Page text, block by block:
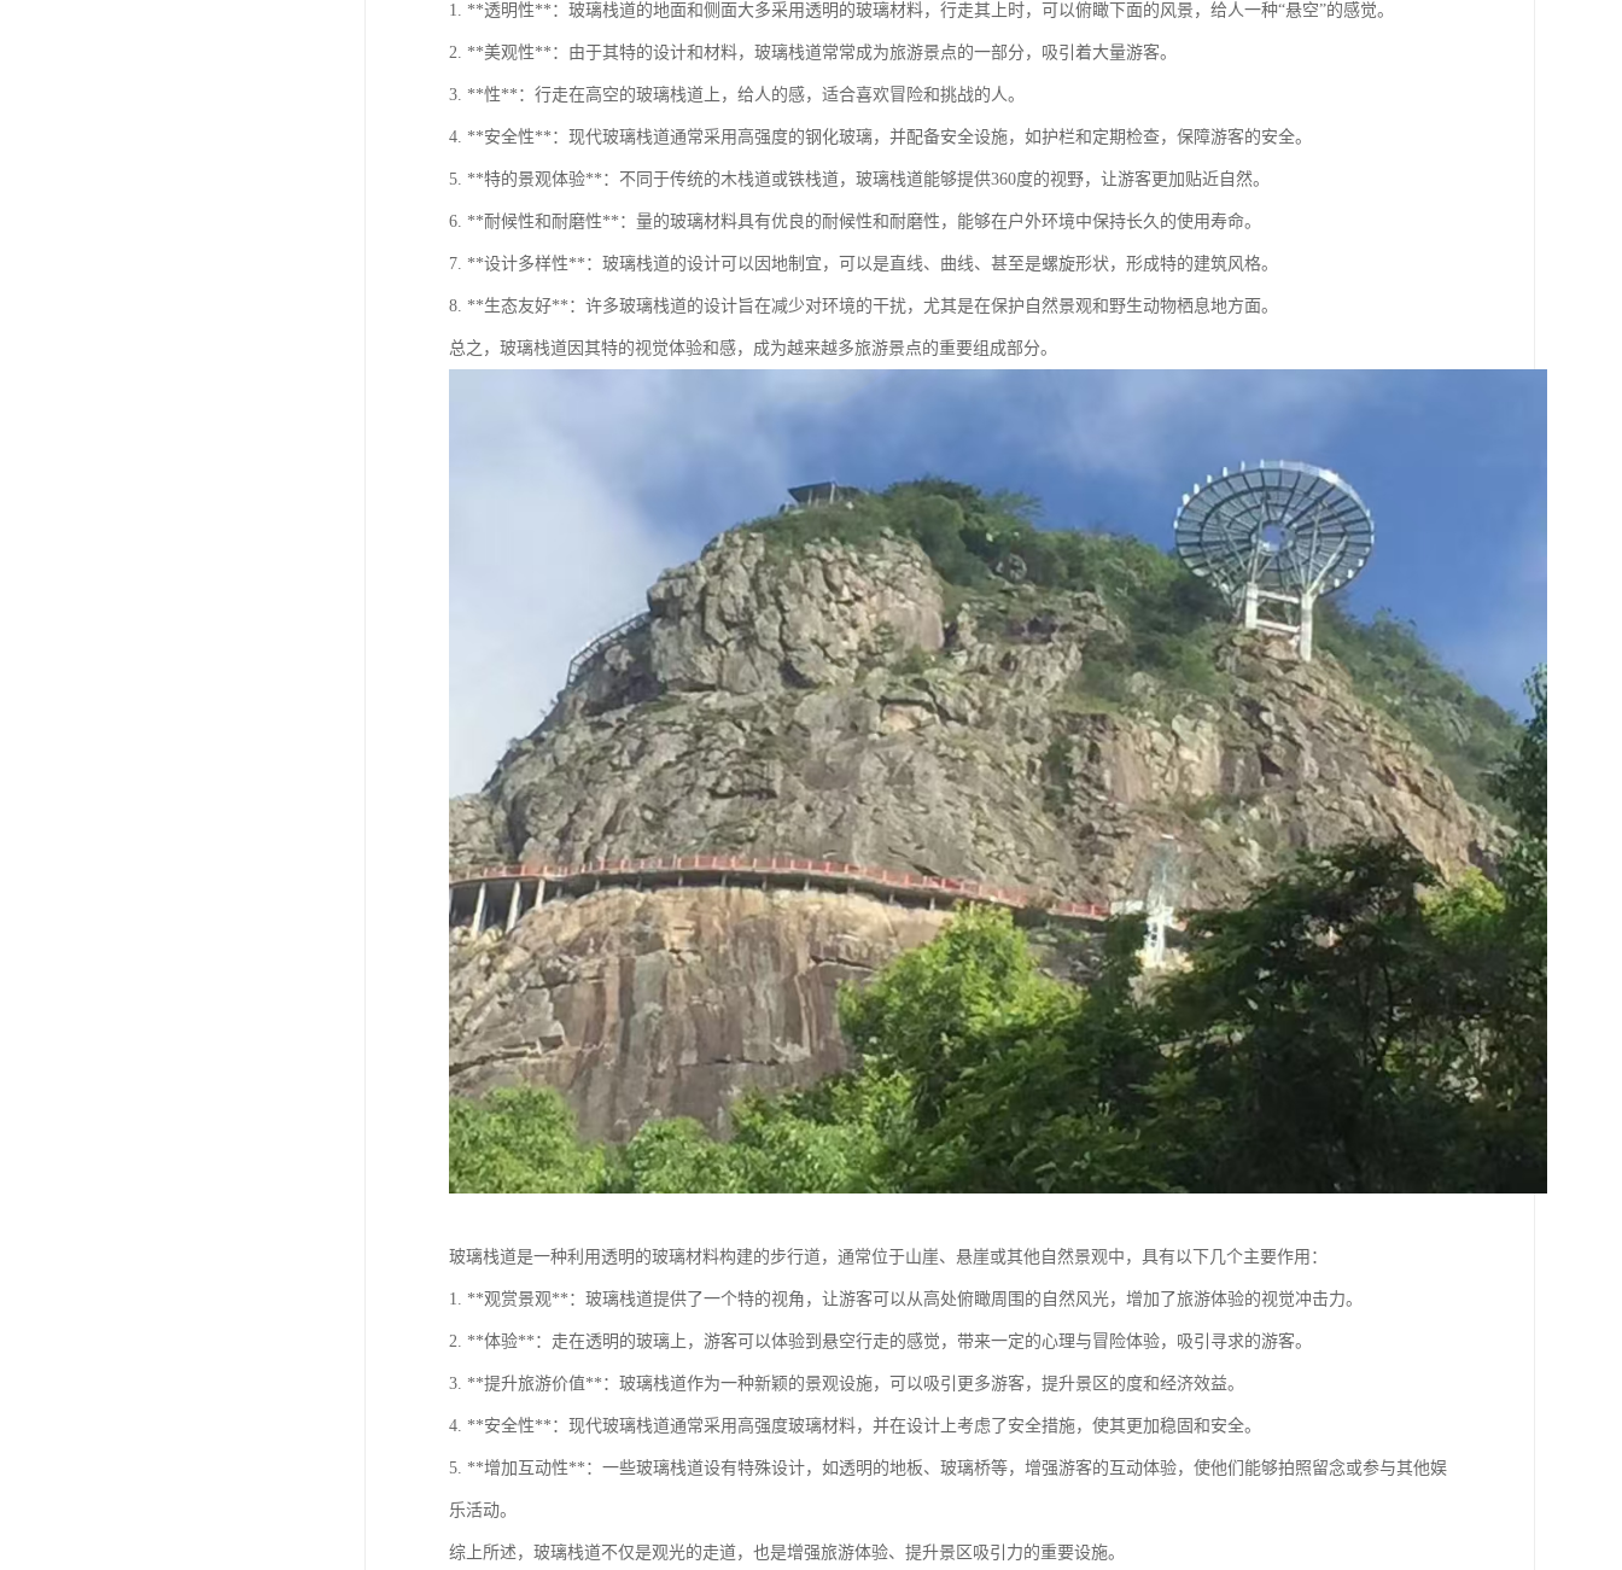
1. **透明性**：玻璃栈道的地面和侧面大多采用透明的玻璃材料，行走其上时，可以俯瞰下面的风景，给人一种“悬空”的感觉。
2. **美观性**：由于其特的设计和材料，玻璃栈道常常成为旅游景点的一部分，吸引着大量游客。
3. **性**：行走在高空的玻璃栈道上，给人的感，适合喜欢冒险和挑战的人。
4. **安全性**：现代玻璃栈道通常采用高强度的钢化玻璃，并配备安全设施，如护栏和定期检查，保障游客的安全。
5. **特的景观体验**：不同于传统的木栈道或铁栈道，玻璃栈道能够提供360度的视野，让游客更加贴近自然。
6. **耐候性和耐磨性**：量的玻璃材料具有优良的耐候性和耐磨性，能够在户外环境中保持长久的使用寿命。
7. **设计多样性**：玻璃栈道的设计可以因地制宜，可以是直线、曲线、甚至是螺旋形状，形成特的建筑风格。
8. **生态友好**：许多玻璃栈道的设计旨在减少对环境的干扰，尤其是在保护自然景观和野生动物栖息地方面。
总之，玻璃栈道因其特的视觉体验和感，成为越来越多旅游景点的重要组成部分。
玻璃栈道是一种利用透明的玻璃材料构建的步行道，通常位于山崖、悬崖或其他自然景观中，具有以下几个主要作用：
1. **观赏景观**：玻璃栈道提供了一个特的视角，让游客可以从高处俯瞰周围的自然风光，增加了旅游体验的视觉冲击力。
2. **体验**：走在透明的玻璃上，游客可以体验到悬空行走的感觉，带来一定的心理与冒险体验，吸引寻求的游客。
3. **提升旅游价值**：玻璃栈道作为一种新颖的景观设施，可以吸引更多游客，提升景区的度和经济效益。
4. **安全性**：现代玻璃栈道通常采用高强度玻璃材料，并在设计上考虑了安全措施，使其更加稳固和安全。
5. **增加互动性**：一些玻璃栈道设有特殊设计，如透明的地板、玻璃桥等，增强游客的互动体验，使他们能够拍照留念或参与其他娱
乐活动。
综上所述，玻璃栈道不仅是观光的走道，也是增强旅游体验、提升景区吸引力的重要设施。